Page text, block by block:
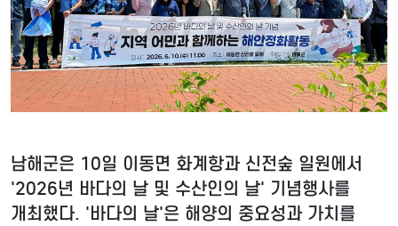
남해군은 10일 이동면 화계항과 신전숲 일원에서
'2026년 바다의 날 및 수산인의 날' 기념행사를
개최했다. '바다의 날'은 해양의 중요성과 가치를